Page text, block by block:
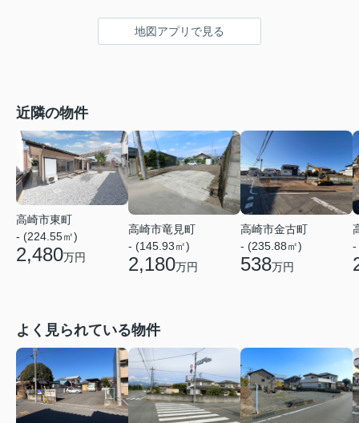
地図アプリで見る
近隣の物件
高崎市東町
- (224.55㎡)
2,480万円
高崎市竜見町
- (145.93㎡)
2,180万円
高崎市金古町
- (235.88㎡)
538万円
-
よく見られている物件